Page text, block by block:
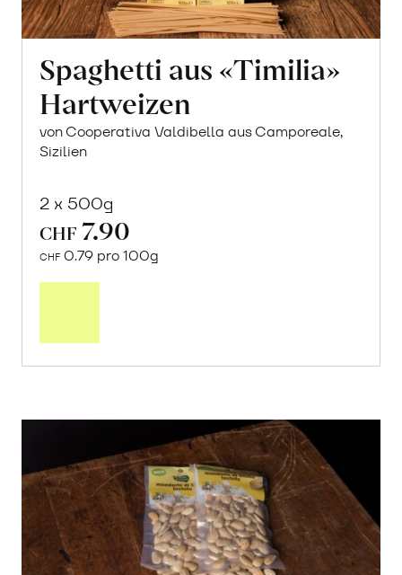
Spaghetti aus «Timilia»
Hartweizen
von Cooperativa Valdibella aus Camporeale,
Sizilien
2 x 500g
CHF 7.90
CHF 0.79 pro 100g